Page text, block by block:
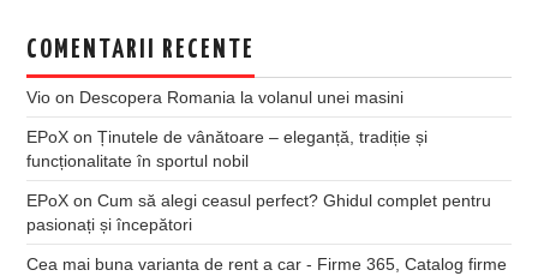
COMENTARII RECENTE
Vio on Descopera Romania la volanul unei masini
EPoX onȚinutele de vânătoare – eleganță, tradiție și
funcționalitate în sportul nobil
EPoX onCum să alegi ceasul perfect? Ghidul complet pentru
pasionați și începători
Cea mai buna varianta de rent a car - Firme 365, Catalog firme